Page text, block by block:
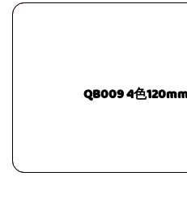
QB009 4色